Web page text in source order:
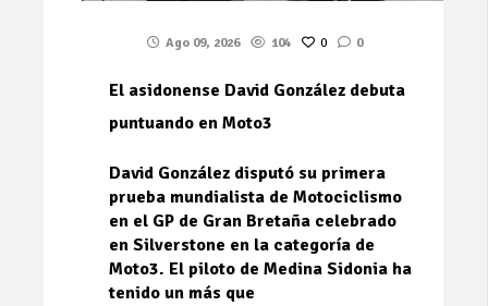
Ago 09, 2026 104 0 0
El asidonense David González debuta
puntuando en Moto3
David González disputó su primera
prueba mundialista de Motociclismo
en el GP de Gran Bretaña celebrado
en Silverstone en la categoría de
Moto3. El piloto de Medina Sidonia ha
tenido un más que